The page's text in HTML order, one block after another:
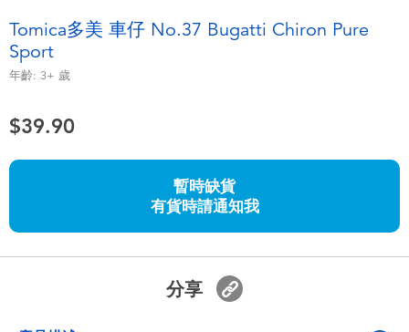
嬰兒及學前玩具
任天堂 Switch
電池
Tomica多美 車仔 No.37 Bugatti Chiron Pure
Sport
年齡: 3+ 歲
$39.90
暫時缺貨
有貨時請通知我
分享